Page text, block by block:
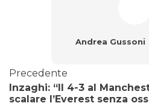
Andrea Gussoni
Precedente
Inzaghi: “Il 4-3 al
scalare l’Everest senza